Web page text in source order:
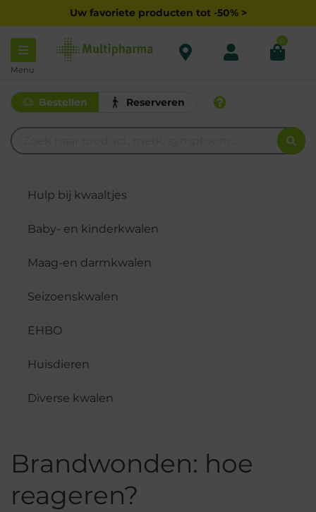
Uw favoriete producten tot -50% >
Menu
0
Bestellen Reserveren
Hulp bij kwaaltjes
Baby- en kinderkwalen
Maag-en darmkwalen
Seizoenskwalen
EHBO
Huisdieren
Diverse kwalen
Brandwonden: hoe
reageren?